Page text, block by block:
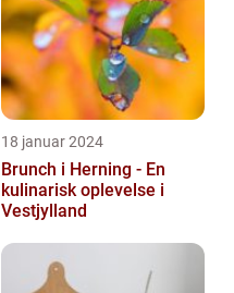
18 januar 2024
Brunch i Herning - En
kulinarisk oplevelse i
Vestjylland